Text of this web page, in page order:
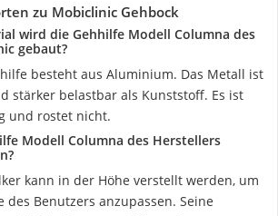
zu Mobiclinic Gehbock
wird die Gehhilfe Modell Columna des
gebaut?
besteht aus Aluminium. Das Metall ist
stärker belastbar als Kunststoff. Es ist
und rostet nicht.
Modell Columna des Herstellers
kann in der Höhe verstellt werden, um
Benutzers anzupassen. Seine